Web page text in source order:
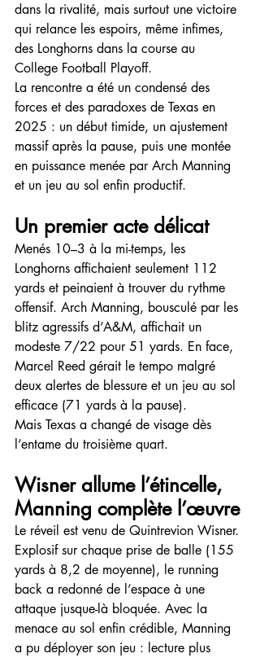
dans la rivalité, mais surtout une victoire
qui relance les espoirs, même infimes,
des Longhorns dans la course au
College Football Playoff.
La rencontre a été un condensé des
forces et des paradoxes de Texas en
2025 : un début timide, un ajustement
massif après la pause, puis une montée
en puissance menée par Arch Manning
et un jeu au sol enfin productif.
Un premier acte délicat
Menés 10–3 à la mi-temps, les
Longhorns affichaient seulement 112
yards et peinaient à trouver du rythme
offensif. Arch Manning, bousculé par les
blitz agressifs d’A&M, affichait un
modeste 7/22 pour 51 yards. En face,
Marcel Reed gérait le tempo malgré
deux alertes de blessure et un jeu au sol
efficace (71 yards à la pause).
Mais Texas a changé de visage dès
l’entame du troisième quart.
Wisner allume l’étincelle,
Manning complète l’œuvre
Le réveil est venu de Quintrevion Wisner.
Explosif sur chaque prise de balle (155
yards à 8,2 de moyenne), le running
back a redonné de l’espace à une
attaque jusque-là bloquée. Avec la
menace au sol enfin crédible, Manning
a pu déployer son jeu : lecture plus